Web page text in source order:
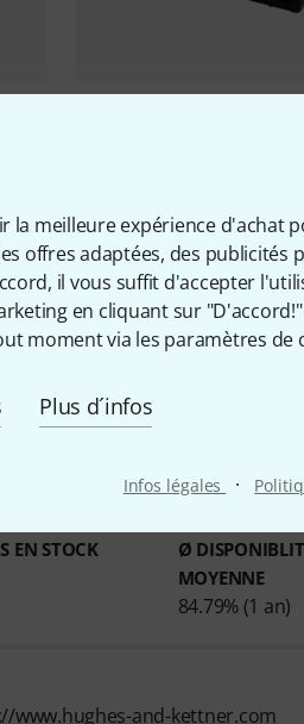
la meilleure expérience d'achat
offres adaptées, des publicités
il vous suffit d'accepter
en cliquant sur
moment via les paramètres de
Plus d´infos
Infos légales ·
Kettner
EN STOCK
Ø
MOYENNE
84.79% (1 an)
www.hughes-and-kettner.com